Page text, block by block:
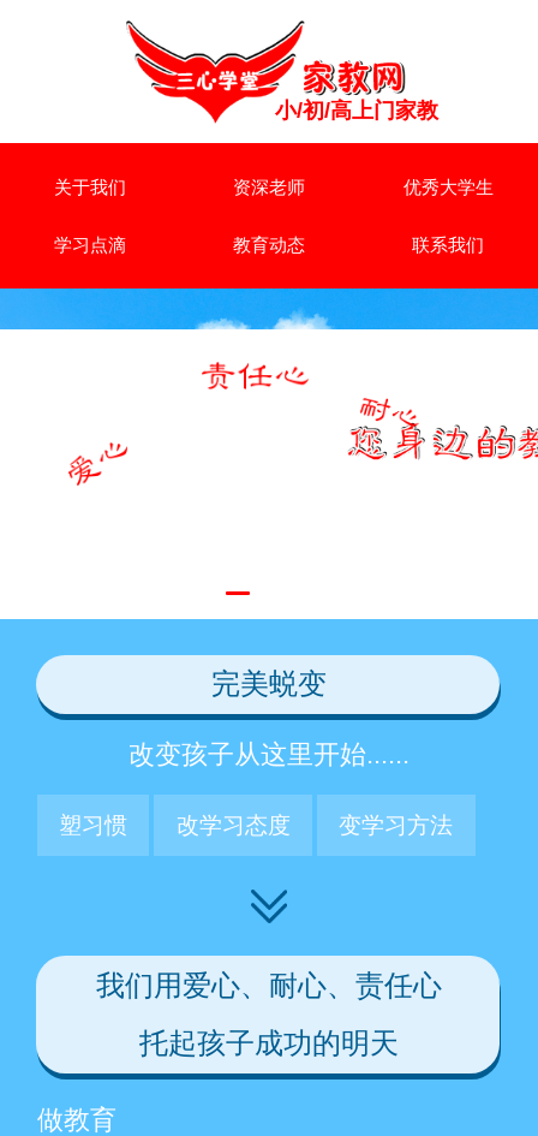
小/初/高上门家教
关于我们 资深老师 优秀大学生
学习点滴 教育动态 联系我们
完美蜕变
改变孩子从这里开始......
塑习惯 改学习态度 变学习方法
我们用爱心、耐心、责任心
托起孩子成功的明天
做教育